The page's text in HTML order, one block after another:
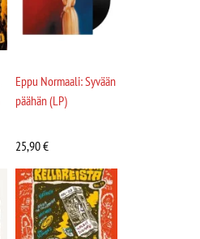
Eppu Normaali: Syvään
päähän (LP)
25,90€